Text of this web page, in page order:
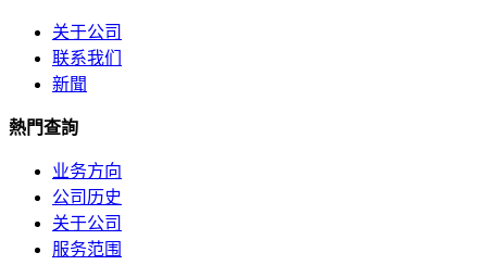
关于公司
联系我们
新聞
熱門查詢
业务方向
公司历史
关于公司
服务范围